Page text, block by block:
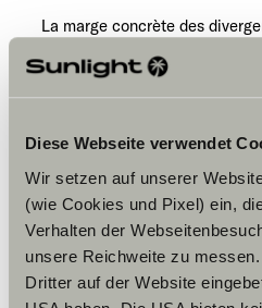
Diese Webseite verwendet
Wir setzen auf unserer
(wie Cookies und Pixel) ein,
Verhalten der
unsere Reichweite zu
Dritter auf der Website
La marge concrète des
caractéristiques techniques.
efforts pour réduire à un
marge sont donc très rares ;
vue technique, ils ne peuvent
malgré toutes les
véhicule ainsi que le respect
sont donc contrôlés par
véhicule à la fin de la chaîne.
3. Masse des passagers